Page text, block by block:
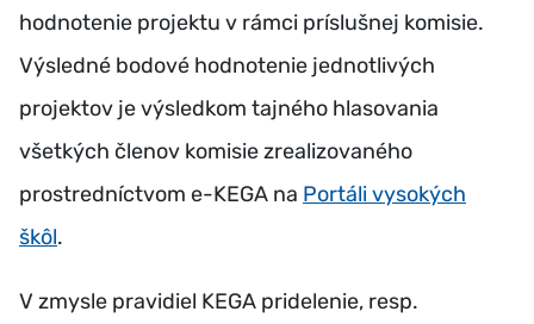
hodnotenie projektu v rámci príslušnej komisie.
Výsledné bodové hodnotenie jednotlivých
projektov je výsledkom tajného hlasovania
všetkých členov komisie zrealizovaného
prostredníctvom e-KEGA na Portáli vysokých
škôl.
V zmysle pravidiel KEGA pridelenie, resp.